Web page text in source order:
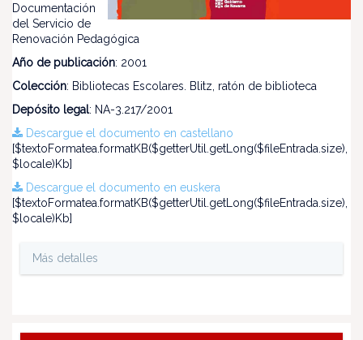
Documentación
del Servicio de
Renovación Pedagógica
Año de publicación: 2001
Colección: Bibliotecas Escolares. Blitz, ratón de biblioteca
Depósito legal: NA-3.217/2001
Descargue el documento en castellano
[$textoFormatea.formatKB($getterUtil.getLong($fileEntrada.size),
$locale)Kb]
Descargue el documento en euskera
[$textoFormatea.formatKB($getterUtil.getLong($fileEntrada.size),
$locale)Kb]
Más detalles